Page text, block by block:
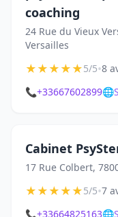
coaching
24 Rue du Vieux
Versailles
★★★★★5/5•8
📞+33667602899🌐
Cabinet
17 Rue Colbert,
★★★★★5/5•7
📞+33664825163🌐